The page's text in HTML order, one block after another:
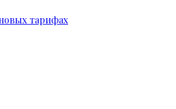
тарифах